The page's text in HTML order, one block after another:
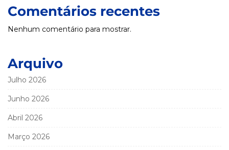
Comentários recentes
Nenhum comentário para mostrar.
Arquivo
Julho 2026
Junho 2026
Abril 2026
Março 2026